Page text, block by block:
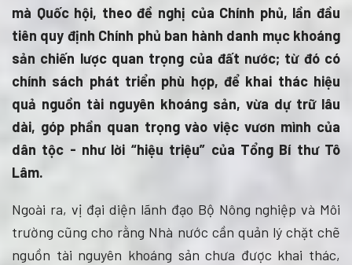
mà Quốc hội, theo đề nghị của Chính phủ, lần đầu
tiên quy định Chính phủ ban hành danh mục khoáng
sản chiến lược quan trọng của đất nước; từ đó có
chính sách phát triển phù hợp, để khai thác hiệu
quả nguồn tài nguyên khoáng sản, vừa dự trữ lâu
dài, góp phần quan trọng vào việc vươn mình của
dân tộc - như lời “hiệu triệu” của Tổng Bí thư Tô
Lâm.
Ngoài ra, vị đại diện lãnh đạo Bộ Nông nghiệp và Môi
trường cũng cho rằng Nhà nước cần quản lý chặt chẽ
nguồn tài nguyên khoáng sản chưa được khai thác,